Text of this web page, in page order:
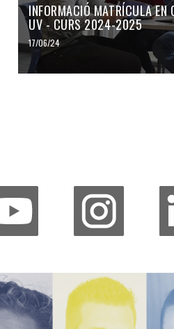
INFORMACIÓ MATRÍCULA EN
UV - CURS 2024-2025
17/06/24